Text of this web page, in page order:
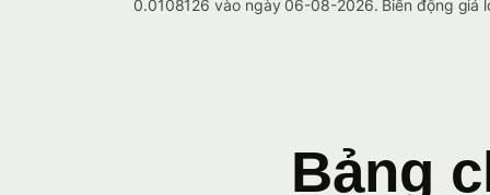
0.0108126 vào ngày 06-08-2026. Biến động giá
Bảng